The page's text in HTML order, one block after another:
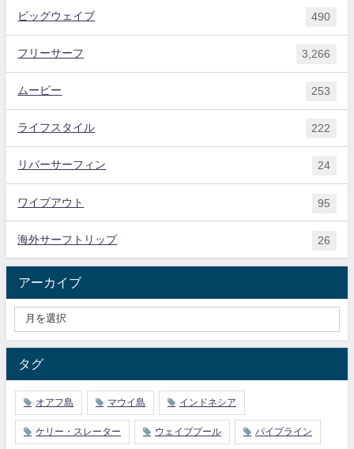
ビッグウェイブ 490
フリーサーフ 3,266
ムービー 253
ライフスタイル 222
リバーサーフィン 24
ワイプアウト 95
海外サーフトリップ 26
アーカイブ
タグ
オアフ島 マウイ島 インドネシア
ケリー・スレーター ウェイブプール パイプライン